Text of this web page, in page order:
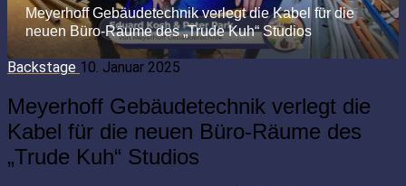
Backstage 10. Januar 2025
Meyerhoff Gebäudetechnik verlegt die
Kabel für die neuen Büro-Räume des
„Trude Kuh“ Studios